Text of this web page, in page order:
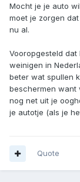
Mocht je je auto
moet je zorgen
nu al.
Vooropgesteld
weinigen in
beter wat spullen
beschermen want
nog net uit je
je autotje (als je
Quote